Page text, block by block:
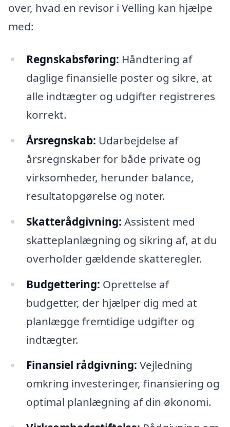
over, hvad en revisor i Velling kan hjælpe
med:
Regnskabsføring: Håndtering af
daglige finansielle poster og sikre, at
alle indtægter og udgifter registreres
korrekt.
Årsregnskab: Udarbejdelse af
årsregnskaber for både private og
virksomheder, herunder balance,
resultatopgørelse og noter.
Skatterådgivning: Assistent med
skatteplanlægning og sikring af, at du
overholder gældende skatteregler.
Budgettering: Oprettelse af
budgetter, der hjælper dig med at
planlægge fremtidige udgifter og
indtægter.
Finansiel rådgivning: Vejledning
omkring investeringer, finansiering og
optimal planlægning af din økonomi.